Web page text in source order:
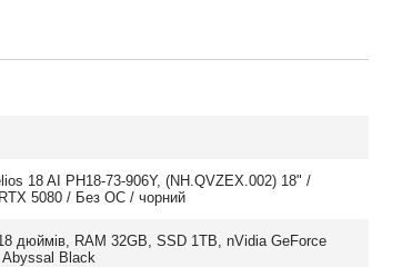
18 AI PH18-73-906Y, (NH.QVZEX.002) 18" /
5080 / Без ОС / чорний
дюймів, RAM 32GB, SSD 1TB, nVidia GeForce
Black